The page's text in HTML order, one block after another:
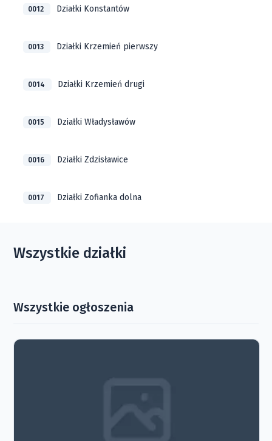
0012 Działki Konstantów
0013 Działki Krzemień pierwszy
0014 Działki Krzemień drugi
0015 Działki Władysławów
0016 Działki Zdzisławice
0017 Działki Zofianka dolna
Wszystkie działki
Wszystkie ogłoszenia